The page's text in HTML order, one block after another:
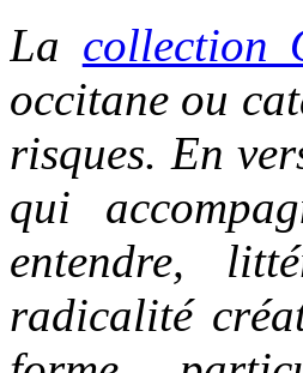
La collection
occitane ou
risques. En
qui
entendre,
radicalité